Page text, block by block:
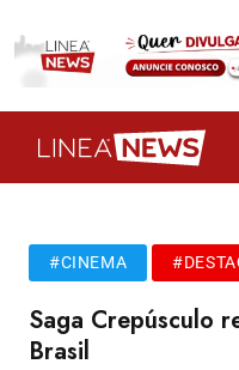
#CINEMA
Saga Crepúsculo
Brasil